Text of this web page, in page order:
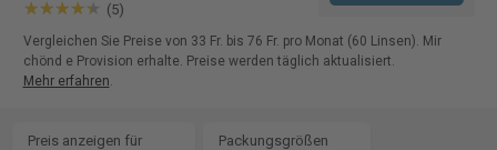
(5)
Vergleichen Sie Preise von 33 Fr. bis 76 Fr. pro Monat (60 Linsen). Mir
chönd e Provision erhalte. Preise werden täglich aktualisiert.
Mehr erfahren.
Preis anzeigen für
Packungsgrößen